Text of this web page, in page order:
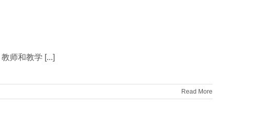
师和教学 [...]
Read More